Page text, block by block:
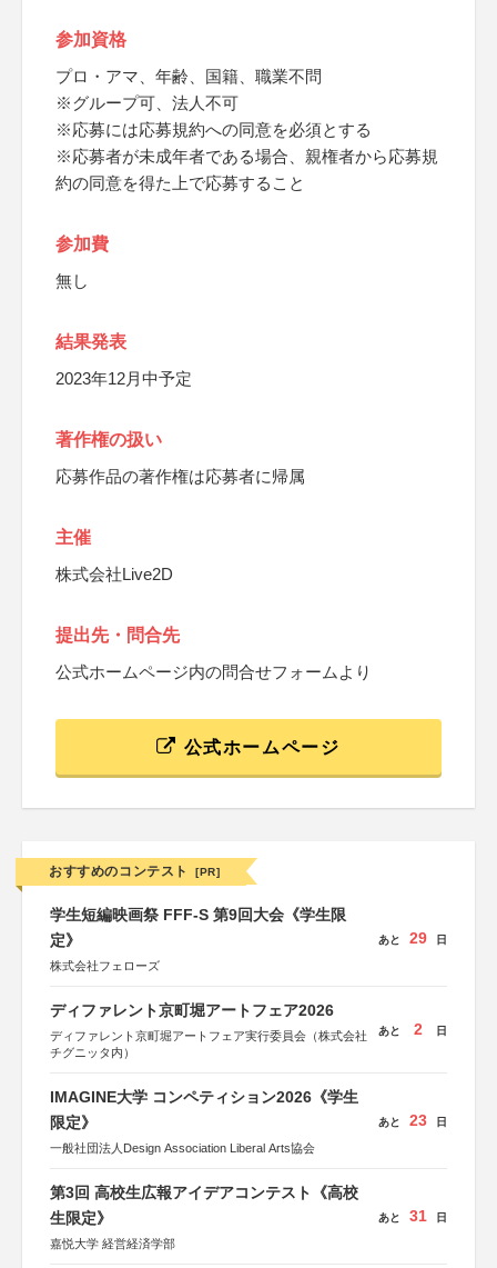
参加資格
プロ・アマ、年齢、国籍、職業不問
※グループ可、法人不可
※応募には応募規約への同意を必須とする
※応募者が未成年者である場合、親権者から応募規
約の同意を得た上で応募すること
参加費
無し
結果発表
2023年12月中予定
著作権の扱い
応募作品の著作権は応募者に帰属
主催
株式会社Live2D
提出先・問合先
公式ホームページ内の問合せフォームより
公式ホームページ
おすすめのコンテスト [PR]
学生短編映画祭 FFF-S 第9回大会《学生限
定》
株式会社フェローズ
あと 29 日
ディファレント京町堀アートフェア2026
ディファレント京町堀アートフェア実行委員会（株式会社
チグニッタ内）
あと 2 日
IMAGINE大学 コンペティション2026《学生
限定》
一般社団法人Design Association Liberal Arts協会
あと 23 日
第3回 高校生広報アイデアコンテスト《高校
生限定》
嘉悦大学 経営経済学部
あと 31 日